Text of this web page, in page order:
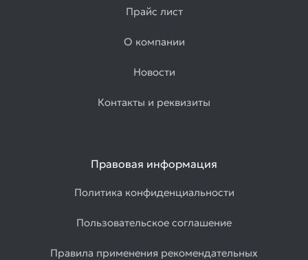
Прайс лист
О компании
Новости
Контакты и реквизиты
Правовая информация
Политика конфиденциальности
Пользовательское соглашение
Правила применения рекомендательных